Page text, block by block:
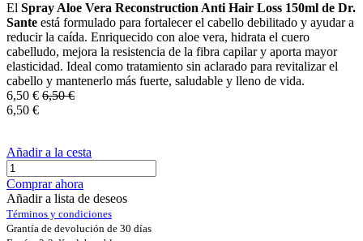
El Spray Aloe Vera Reconstruction Anti Hair Loss 150ml de Dr.
Sante está formulado para fortalecer el cabello debilitado y ayudar a
reducir la caída. Enriquecido con aloe vera, hidrata el cuero
cabelludo, mejora la resistencia de la fibra capilar y aporta mayor
elasticidad. Ideal como tratamiento sin aclarado para revitalizar el
cabello y mantenerlo más fuerte, saludable y lleno de vida.
6,50 € 6,50€
6,50 €
Añadir a la cesta
Comprar ahora
Añadir a lista de deseos
Términos y condiciones
Grantía de devolución de 30 días